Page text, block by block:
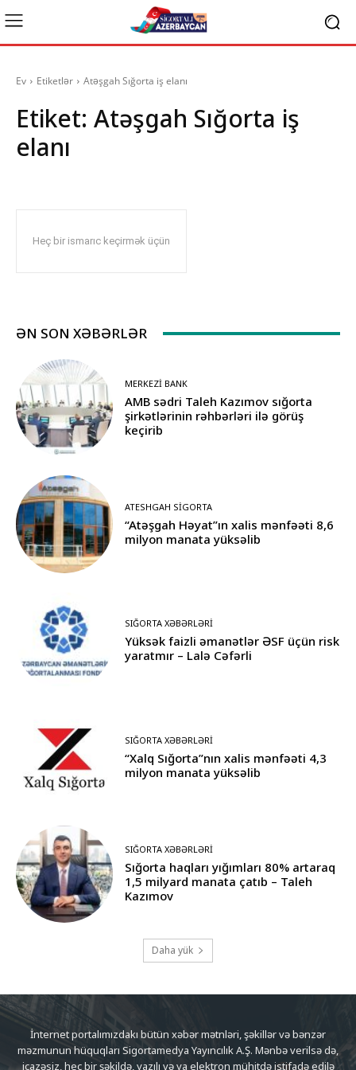
Ev Etiketlər Atəşgah Sığorta iş elanı
Etiket: Atəşgah Sığorta iş
elanı
Heç bir ismarıc keçirmək üçün
ƏN SON XƏBƏRLƏR
MERKEZI BANK
AMB sədri Taleh Kazımov sığorta
şirkətlərinin rəhbərləri ilə görüş
keçirib
ATESHGAH SIGORTA
“Atəşgah Həyat”ın xalis mənfəəti 8,6
milyon manata yüksəlib
SIĞORTA XƏBƏRLƏRI
Yüksək faizli əmanətlər ƏSF üçün risk
yaratmır – Lalə Cəfərli
SIĞORTA XƏBƏRLƏRI
“Xalq Sığorta”nın xalis mənfəəti 4,3
milyon manata yüksəlib
SIĞORTA XƏBƏRLƏRI
Sığorta haqları yığımları 80% artaraq
1,5 milyard manata çatıb – Taleh
Kazımov
Daha yük
İnternet portalımızdakı bütün xəbər mətnləri, şəkillər və bənzər
məzmunun hüquqları Sigortamedya Yayıncılık A.Ş. Mənbə verilsə də,
icazəsiz, heç bir şəkildə, yazılı və ya elektron mühitdə istifadə edilə